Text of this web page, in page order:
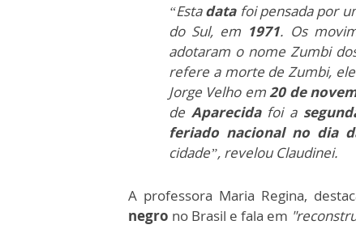
“Estadata foi pensada por
do Sul, em 1971. Os
adotaram o nome Zumbi
refere a morte de Zumbi,
Jorge Velho em 20 de
de Aparecida foi a
feriado nacional no dia
cidade”, revelou Claudinei.
A professora Maria Regina,
negro no Brasil e fala em